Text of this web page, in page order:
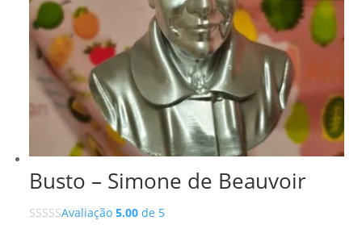
Busto – Simone de Beauvoir
Avaliação5.00 de 5